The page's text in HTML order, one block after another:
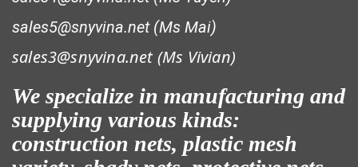
LƯỚI CHẮN ĐỘNG VẬT
sales5@snyvina.net (Ms Mai)
sales3@snyvina.net (Ms Vivian)
We specialize in manufacturing and
supplying various kinds:
construction nets, plastic mesh